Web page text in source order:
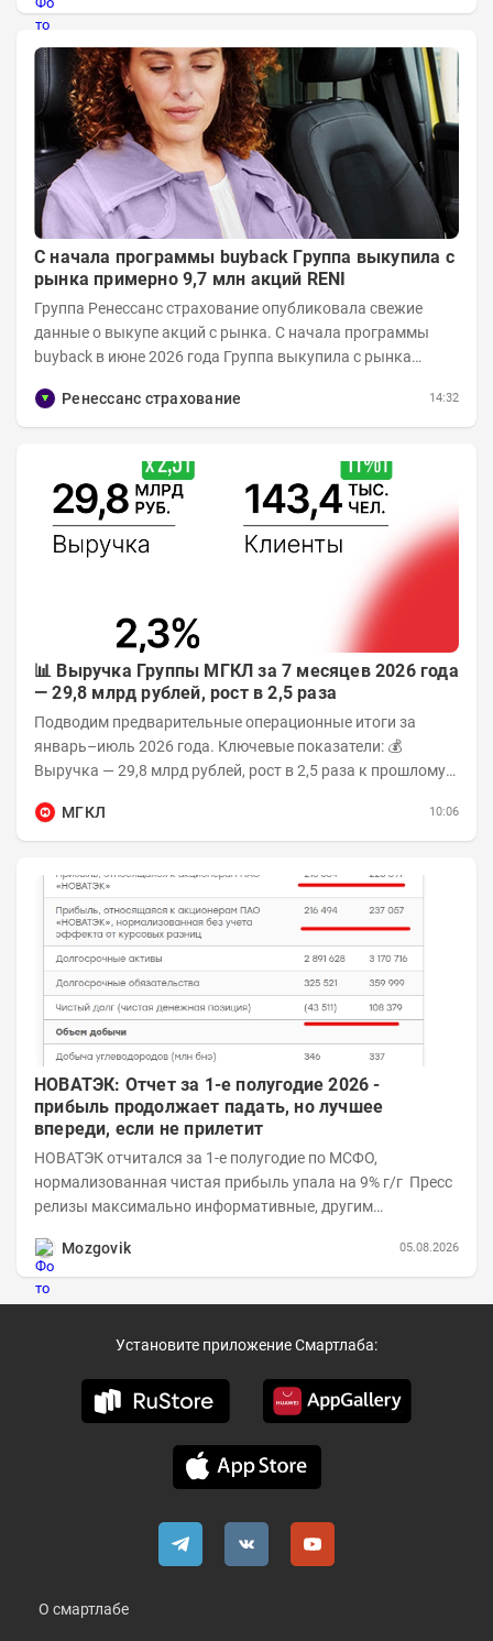
С начала программы buyback Группа выкупила с
рынка примерно 9,7 млн акций RENI
Группа Ренессанс страхование опубликовала свежие
данные о выкупе акций с рынка. C начала программы
buyback в июне 2026 года Группа выкупила с рынка
Ренессанс страхование
14:32
📊 Выручка Группы МГКЛ за 7 месяцев 2026 года
— 29,8 млрд рублей, рост в 2,5 раза
Подводим предварительные операционные итоги за
январь–июль 2026 года. Ключевые показатели: 💰
Выручка — 29,8 млрд рублей, рост в 2,5 раза к прошлому
МГКЛ
10:06
НОВАТЭК: Отчет за 1-е полугодие 2026 -
прибыль продолжает падать, но лучшее
впереди, если не прилетит
НОВАТЭК отчитался за 1-е полугодие по МСФО,
нормализованная чистая прибыль упала на 9% г/г Пресс
релизы максимально информативные, другим
Mozgovik
05.08.2026
Установите приложение Смартлаба:
О смартлабе